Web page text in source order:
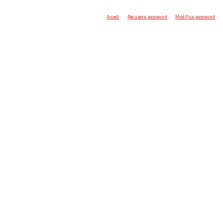
Accedi Recupera password Modifica password